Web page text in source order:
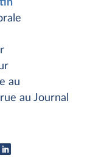
au
au Journal